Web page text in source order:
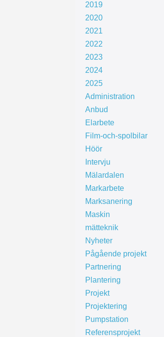
2019
2020
2021
2022
2023
2024
2025
Administration
Anbud
Elarbete
Film-och-spolbilar
Höör
Intervju
Mälardalen
Markarbete
Marksanering
Maskin
mätteknik
Nyheter
Pågående projekt
Partnering
Plantering
Projekt
Projektering
Pumpstation
Referensprojekt